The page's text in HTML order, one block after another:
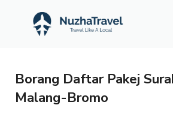
Borang Daftar Pakej
Malang-Bromo